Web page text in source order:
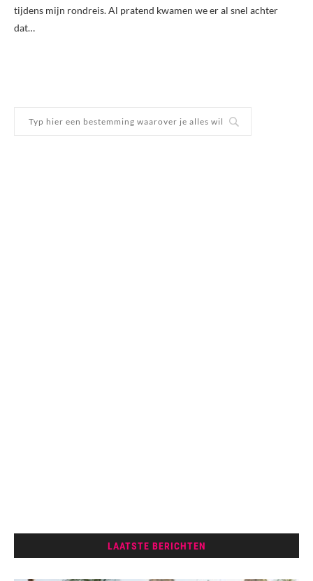
tijdens mijn rondreis. Al pratend kwamen we er al snel achter
dat…
LAATSTE BERICHTEN